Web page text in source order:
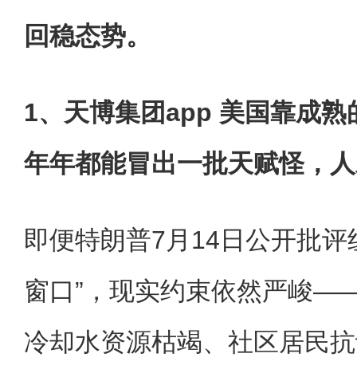
回稳态势。
1、天博集团app 美国靠成熟
年年都能冒出一批天赋怪，
即便特朗普7月14日公开批评
窗口”，现实约束依然严峻
冷却水资源枯竭、社区居民